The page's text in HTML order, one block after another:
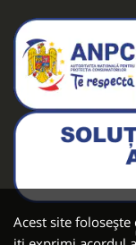
Acest site